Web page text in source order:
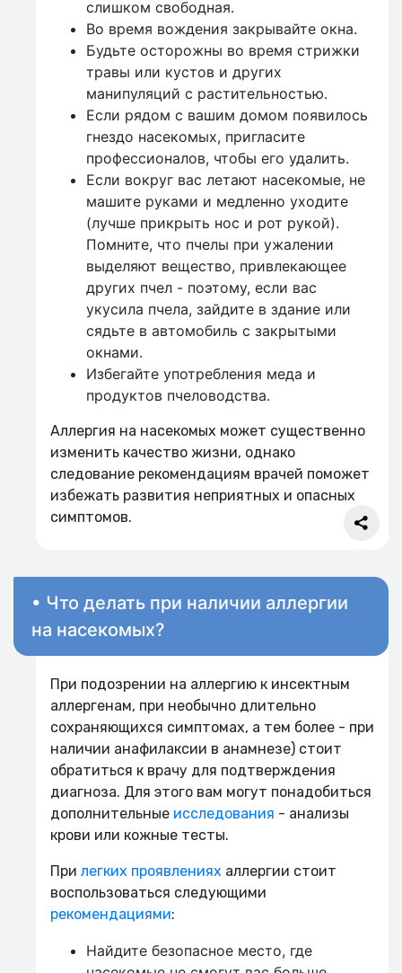
слишком свободная.
Во время вождения закрывайте окна.
Будьте осторожны во время стрижки
травы или кустов и других
манипуляций с растительностью.
Если рядом с вашим домом появилось
гнездо насекомых, пригласите
профессионалов, чтобы его удалить.
Если вокруг вас летают насекомые, не
машите руками и медленно уходите
(лучше прикрыть нос и рот рукой).
Помните, что пчелы при ужалении
выделяют вещество, привлекающее
других пчел - поэтому, если вас
укусила пчела, зайдите в здание или
сядьте в автомобиль с закрытыми
окнами.
Избегайте употребления меда и
продуктов пчеловодства.
Аллергия на насекомых может существенно
изменить качество жизни, однако
следование рекомендациям врачей поможет
избежать развития неприятных и опасных
симптомов.
• Что делать при наличии аллергии
на насекомых?
При подозрении на аллергию к инсектным
аллергенам, при необычно длительно
сохраняющихся симптомах, а тем более - при
наличии анафилаксии в анамнезе) стоит
обратиться к врачу для подтверждения
диагноза. Для этого вам могут понадобиться
дополнительные исследования - анализы
крови или кожные тесты.
При легких проявлениях аллергии стоит
воспользоваться следующими
рекомендациями:
Найдите безопасное место, где